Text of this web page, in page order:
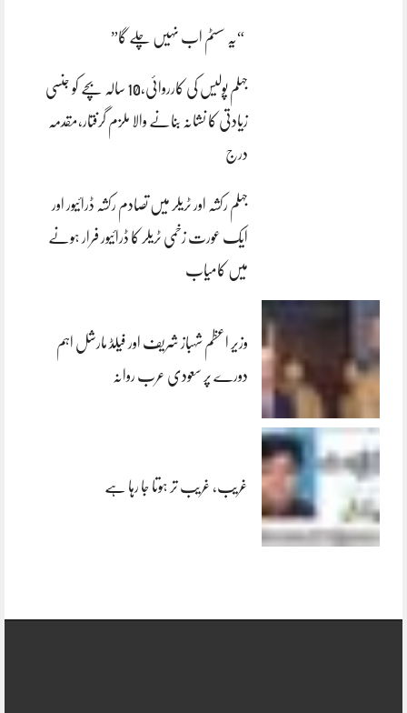
“یہ سسٹم اب نہیں چلے گا”
جہلم پولیس کی کارروائی،10 سالہ بچے کو جنسی
زیادتی کا نشانہ بنانے والا ملزم گرفتار،مقدمہ
درج
جہلم رکشہ اور ٹریلر میں تصادم رکشہ ڈرائیور اور
ایک عورت زخمی ٹریلر کا ڈرائیور فرار ہونے
میں کامیاب
وزیر اعظم شہباز شریف اور فیلڈ مارشل اہم
دورے پر سعودی عرب روانہ
غریب، غریب تر ہوتا جا رہا ہے